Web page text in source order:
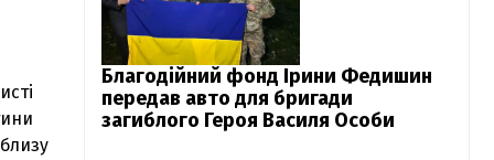
Благодійний фонд Ірини Федишин
передав авто для бригади
загиблого Героя Василя Особи